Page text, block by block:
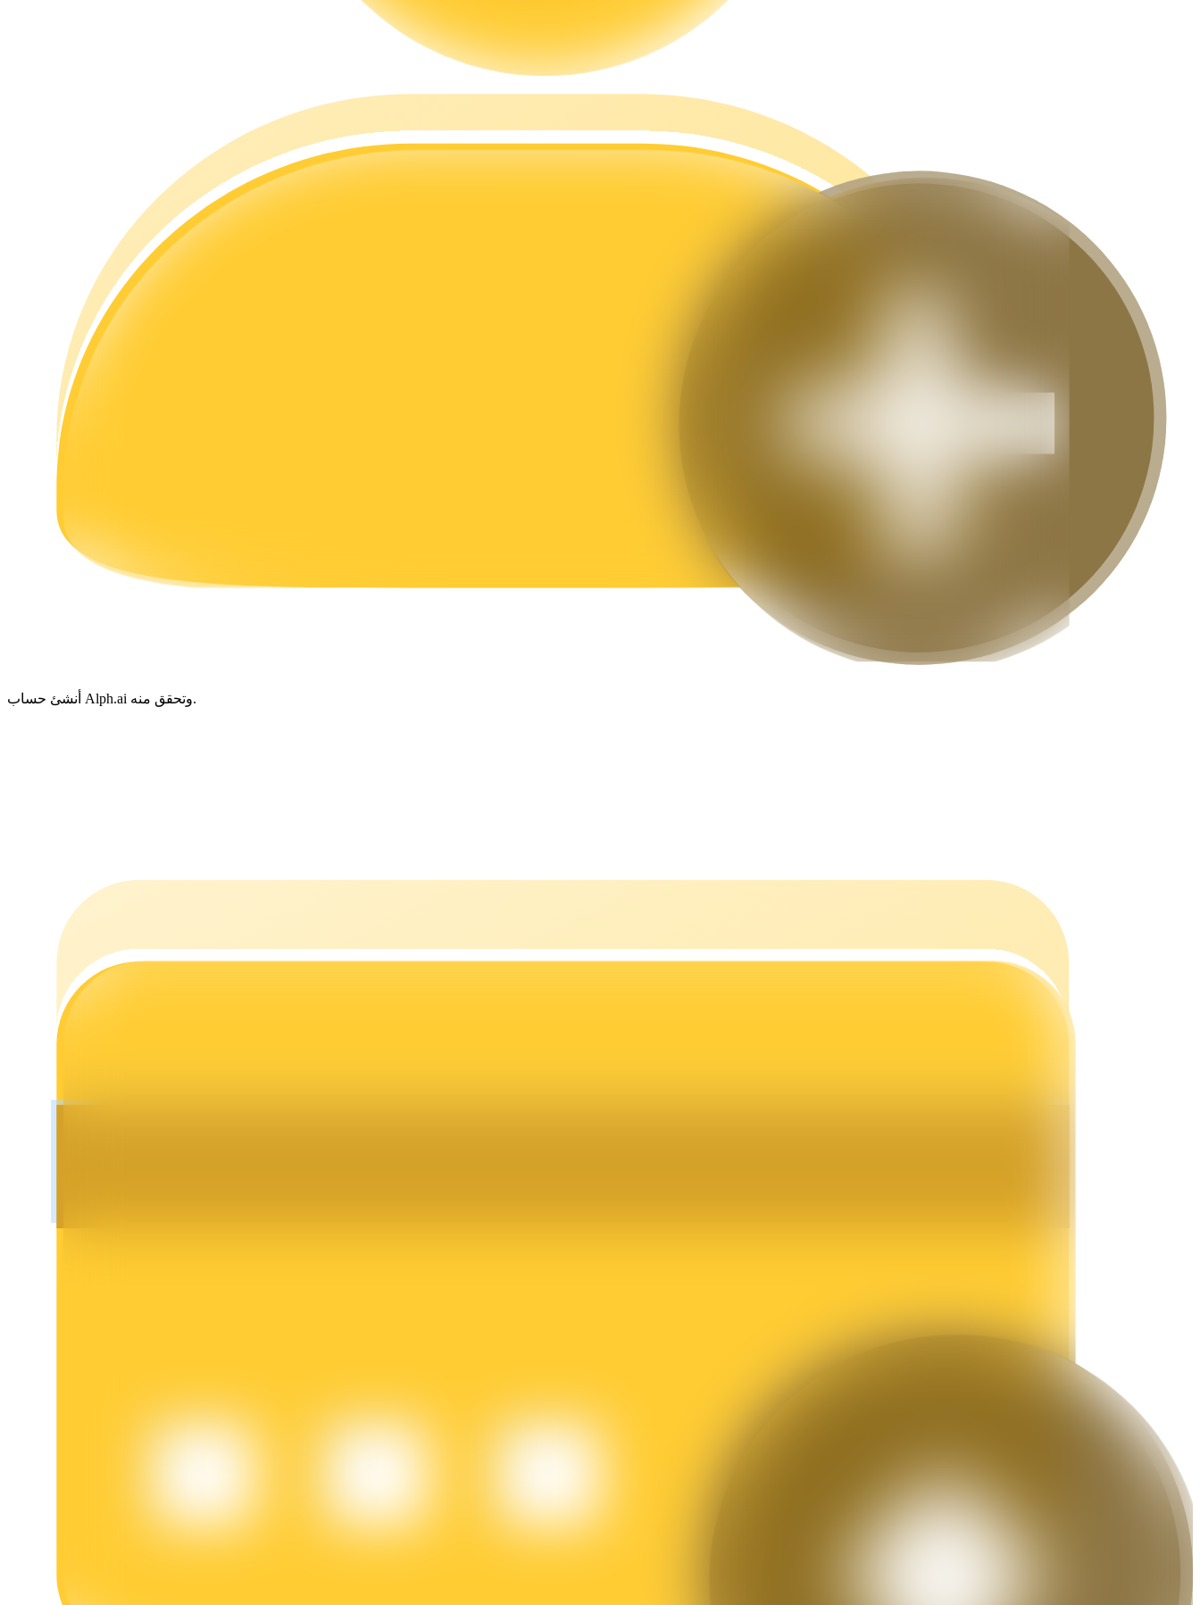
استراتيجيات التداول
تعلم كيفية البقاء مربحة
عوائد عالية والوصول الفوري
الرهان المرن لكسب العملات الرقمية الشهيرة
خدمة الاقتراض المدعومة بالعملات المشفرة
أنشئ حساب Alph.ai وتحقق منه.